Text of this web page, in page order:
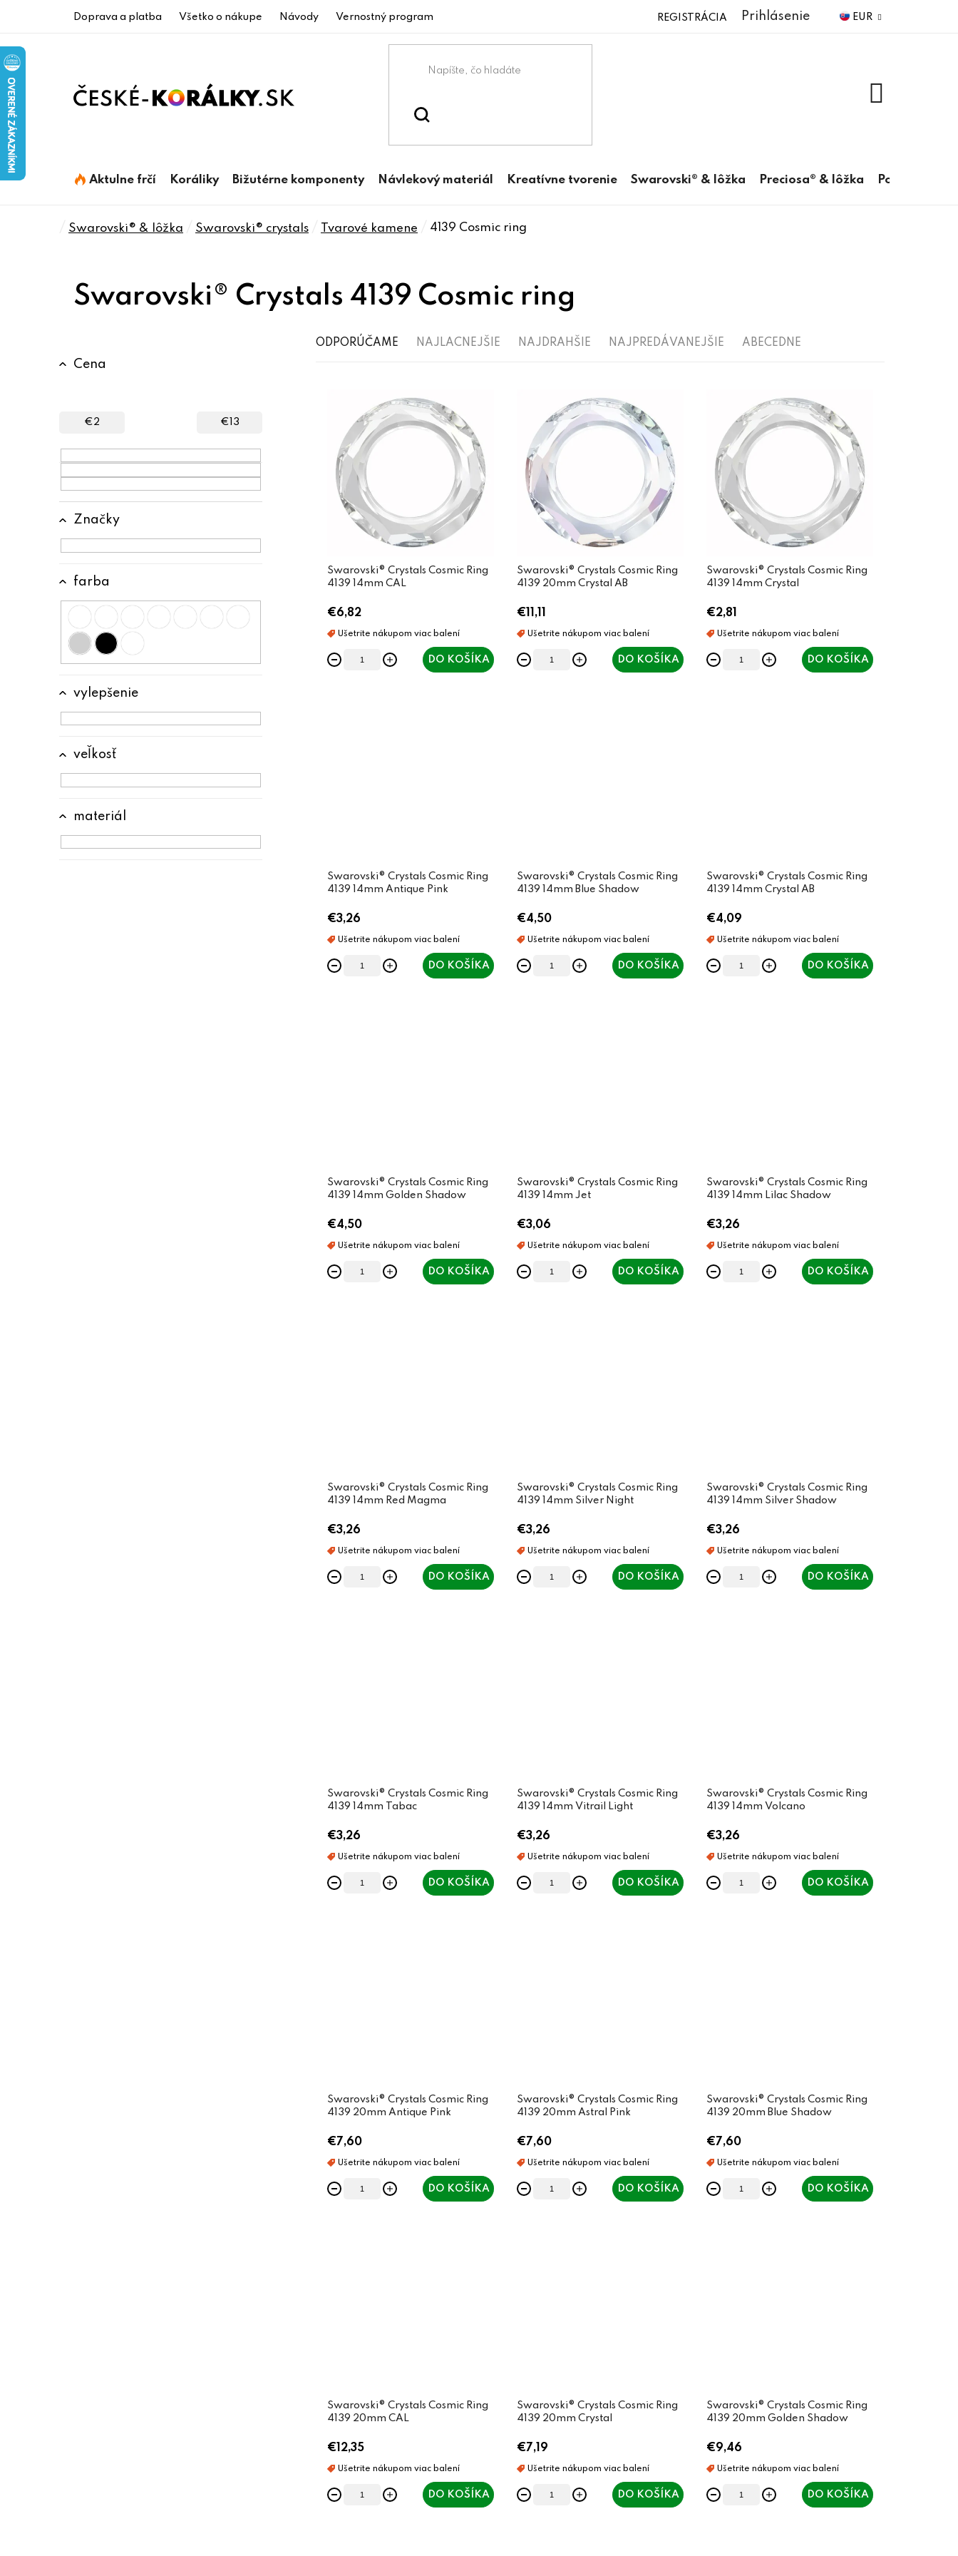
Doprava a platba Všetko o nákupe Návody Vernostný program EUR
Prihlásenie
REGISTRÁCIA
Aktulne frčí Koráliky Bižutérne komponenty Návlekový materiál Kreatívne tvorenie Swarovski® & lôžka Preciosa® & lôžka Pomôcky
Domov
Swarovski® & lôžka Swarovski® crystals Tvarové kamene 4139 Cosmic ring
Swarovski® Crystals 4139 Cosmic ring
B
ý
p
a
n
e
Cena
€2 € 13
Značky
farba
materiál
veľkosť
vylepšenie
R
d
o
ODPORÚČAME NAJLACNEJŠIE NAJDRAHŠIE NAJPREDÁVANEJŠIE ABECEDNE
d
o
Swarovski® Crystals Cosmic Ring
4139 14mm CAL
€6,82
DO KOŠÍKA
Swarovski® Crystals Cosmic Ring
4139 20mm Crystal AB
€11,11
DO KOŠÍKA
Swarovski® Crystals Cosmic Ring
4139 14mm Crystal
€2,81
DO KOŠÍKA
Swarovski® Crystals Cosmic Ring
4139 14mm Antique Pink
€3,26
DO KOŠÍKA
Swarovski® Crystals Cosmic Ring
4139 14mm Blue Shadow
€4,50
DO KOŠÍKA
Swarovski® Crystals Cosmic Ring
4139 14mm Crystal AB
€4,09
DO KOŠÍKA
Swarovski® Crystals Cosmic Ring
4139 14mm Golden Shadow
€4,50
DO KOŠÍKA
Swarovski® Crystals Cosmic Ring
4139 14mm Jet
€3,06
DO KOŠÍKA
Swarovski® Crystals Cosmic Ring
4139 14mm Lilac Shadow
€3,26
DO KOŠÍKA
Swarovski® Crystals Cosmic Ring
4139 14mm Red Magma
€3,26
DO KOŠÍKA
Swarovski® Crystals Cosmic Ring
4139 14mm Silver Night
€3,26
DO KOŠÍKA
Swarovski® Crystals Cosmic Ring
4139 14mm Silver Shadow
€3,26
DO KOŠÍKA
Swarovski® Crystals Cosmic Ring
4139 14mm Tabac
€3,26
DO KOŠÍKA
Swarovski® Crystals Cosmic Ring
4139 14mm Vitrail Light
€3,26
DO KOŠÍKA
Swarovski® Crystals Cosmic Ring
4139 14mm Volcano
€3,26
DO KOŠÍKA
Swarovski® Crystals Cosmic Ring
4139 20mm Antique Pink
€7,60
DO KOŠÍKA
Swarovski® Crystals Cosmic Ring
4139 20mm Astral Pink
€7,60
DO KOŠÍKA
Swarovski® Crystals Cosmic Ring
4139 20mm Blue Shadow
€7,60
DO KOŠÍKA
Swarovski® Crystals Cosmic Ring
4139 20mm CAL
€12,35
DO KOŠÍKA
Swarovski® Crystals Cosmic Ring
4139 20mm Crystal
€7,19
DO KOŠÍKA
Swarovski® Crystals Cosmic Ring
4139 20mm Golden Shadow
€9,46
DO KOŠÍKA